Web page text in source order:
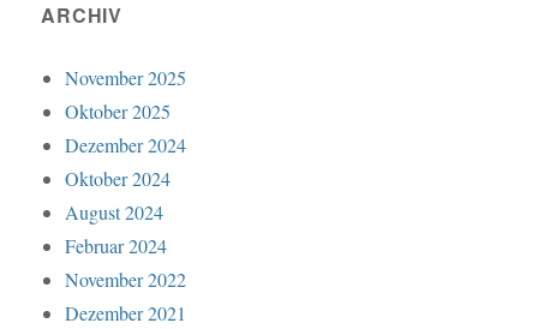
ARCHIV
November 2025
Oktober 2025
Dezember 2024
Oktober 2024
August 2024
Februar 2024
November 2022
Dezember 2021